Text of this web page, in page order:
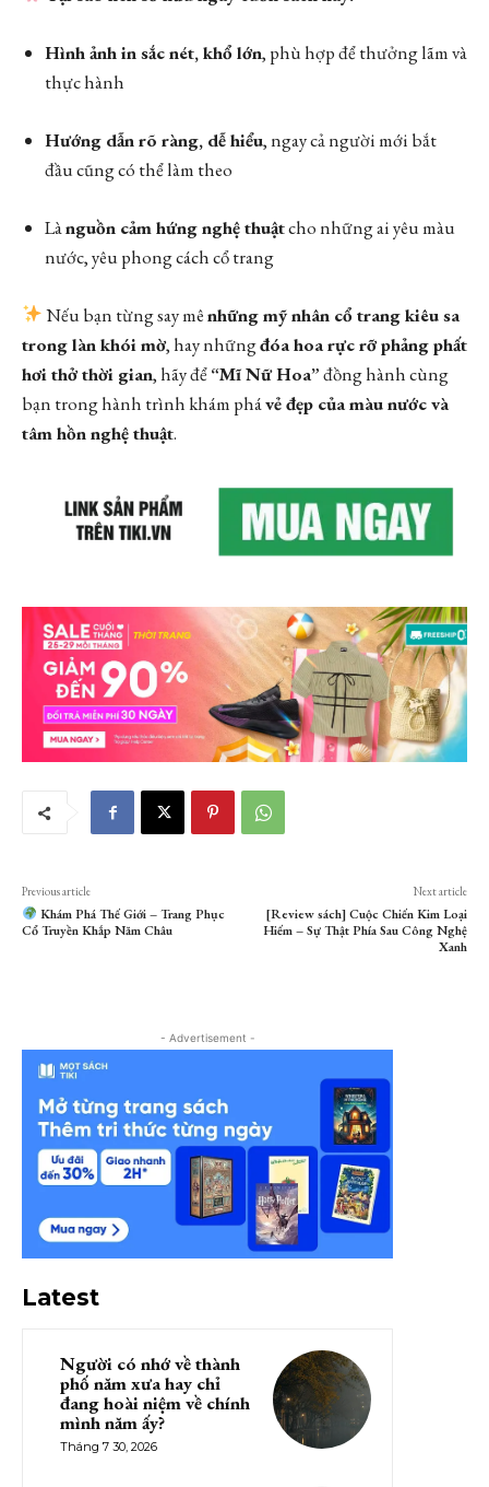
Hình ảnh in sắc nét, khổ lớn, phù hợp để thưởng lãm và
thực hành
Hướng dẫn rõ ràng, dễ hiểu, ngay cả người mới bắt
đầu cũng có thể làm theo
Lànguồn cảm hứng nghệ thuậtcho những ai yêu màu
nước, yêu phong cách cổ trang
Nếu bạn từng say mênhững mỹ nhân cổ trang kiêu sa
trong làn khói mờ, hay nhữngđóa hoa rực rỡ phảng phất
hơi thở thời gian, hãy để“Mĩ Nữ Hoa”đồng hành cùng
bạn trong hành trình khám phávẻ đẹp của màu nước và
tâm hồn nghệ thuật.
Previous article
Khám Phá Thế Giới – Trang Phục
Cổ Truyền Khắp Năm Châu
Next article
[Review sách] Cuộc Chiến Kim Loại
Hiếm – Sự Thật Phía Sau Công Nghệ
Xanh
- Advertisement -
Latest
Người có nhớ về thành
phố năm xưa hay chỉ
đang hoài niệm về chính
mình năm ấy?
Tháng 7 30, 2026